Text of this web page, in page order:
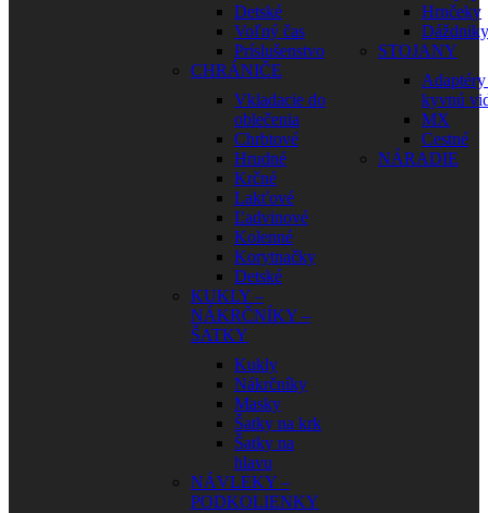
Detské
Voľný čas
Príslušenstvo
CHRÁNIČE
Vkladacie do
oblečenia
Chrbtové
Hrudné
Krčné
Lakťové
Ľadvinové
Kolenné
Korytnačky
Detské
KUKLY –
NÁKRČNÍKY –
ŠATKY
Kukly
Nákrčníky
Masky
Šatky na krk
Šatky na
hlavu
NÁVLEKY –
PODKOLIENKY
Hrnčeky
Dáždniky
STOJANY
kyvnú
MX
Cestné
NÁRADIE